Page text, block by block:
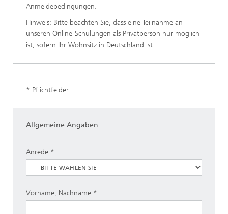
Anmeldebedingungen.
Hinweis: Bitte beachten Sie, dass eine Teilnahme an
unseren Online-Schulungen als Privatperson nur möglich
ist, sofern Ihr Wohnsitz in Deutschland ist.
* Pflichtfelder
Allgemeine Angaben
Anrede
Vorname, Nachname